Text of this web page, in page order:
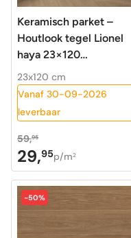
Keramisch parket –
Houtlook tegel Lionel
haya 23×120
gerectificeerd
23x120 cm
Vanaf 30-09-2026
leverbaar
59,95
Oorspronkelijke
prijs
was:
59,95.
29,95
Huidige
prijs
is:
29,95.
p/m2
-50%